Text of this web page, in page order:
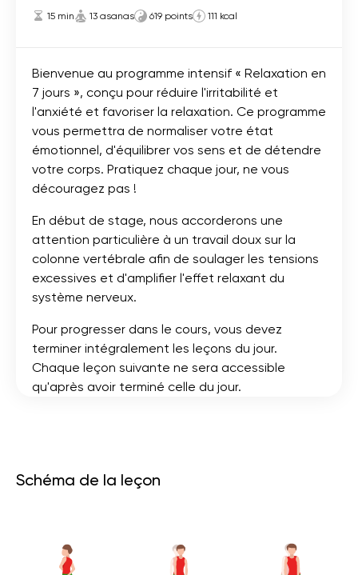
15 min 13 asanas 619 points 111 kcal
Bienvenue au programme intensif « Relaxation en
7 jours », conçu pour réduire l'irritabilité et
l'anxiété et favoriser la relaxation. Ce programme
vous permettra de normaliser votre état
émotionnel, d'équilibrer vos sens et de détendre
votre corps. Pratiquez chaque jour, ne vous
découragez pas !
En début de stage, nous accorderons une
attention particulière à un travail doux sur la
colonne vertébrale afin de soulager les tensions
excessives et d'amplifier l'effet relaxant du
système nerveux.
Pour progresser dans le cours, vous devez
terminer intégralement les leçons du jour.
Chaque leçon suivante ne sera accessible
qu'après avoir terminé celle du jour.
Schéma de la leçon